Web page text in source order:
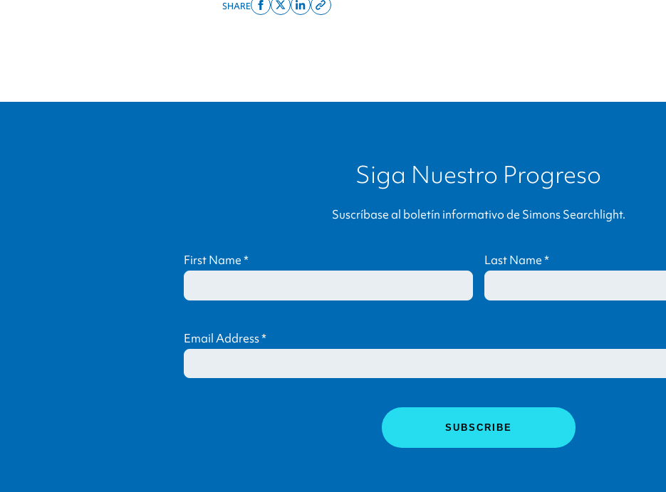
SHARE
ShareShareShareCopy
Siga Nuestro Progreso
Suscríbase al boletín informativo de Simons Searchlight.
First Name* Last Name*
Email Address*